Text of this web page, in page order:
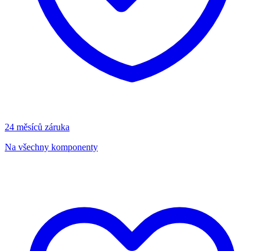
24 měsíců záruka
Na všechny komponenty